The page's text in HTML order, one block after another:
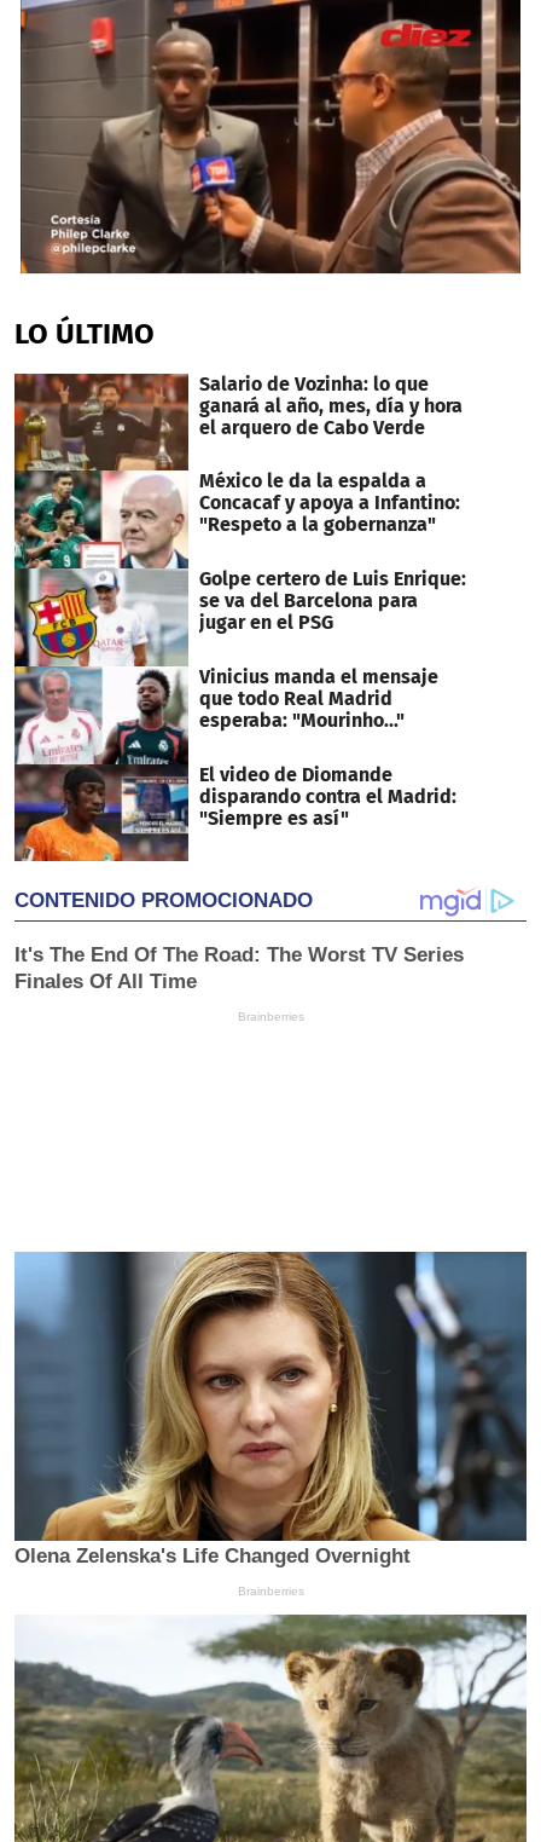
of
1
15
seconds
LO ÚLTIMO
Salario de Vozinha: lo que
ganará al año, mes, día y hora
el arquero de Cabo Verde
México le da la espalda a
Concacaf y apoya a Infantino:
"Respeto a la gobernanza"
Golpe certero de Luis Enrique:
se va del Barcelona para
jugar en el PSG
Vinicius manda el mensaje
que todo Real Madrid
esperaba: "Mourinho..."
El video de Diomande
disparando contra el Madrid:
"Siempre es así"